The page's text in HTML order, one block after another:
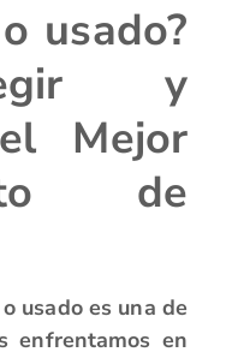
usado?
y
Mejor
de
usado es una de
enfrentamos en